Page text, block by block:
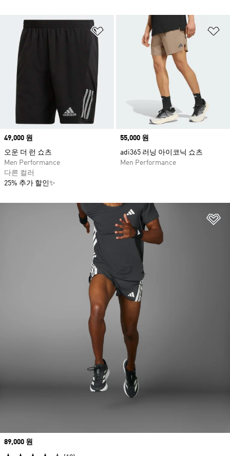
위시리스트 담기
Price
49,000 원
오운 더 런 쇼츠
Men Performance
다른 컬러
25% 추가 할인✨
Price
55,000 원
adi365 러닝 아이코닉 쇼츠
Men Performance
Price
89,000 원